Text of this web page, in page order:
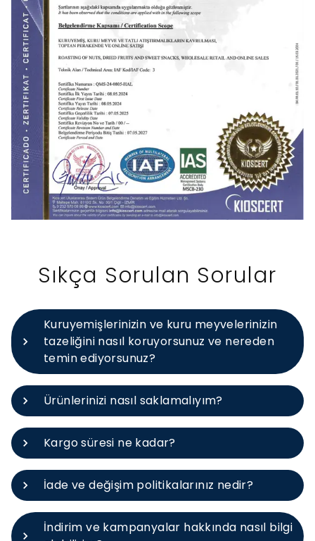
Sıkça Sorulan Sorular
Kuruyemişlerinizin ve kuru meyvelerinizin
tazeliğini nasıl koruyorsunuz ve nereden
temin ediyorsunuz?
Ürünlerinizi nasıl saklamalıyım?
Kargo süresi ne kadar?
İade ve değişim politikalarınız nedir?
İndirim ve kampanyalar hakkında nasıl bilgi